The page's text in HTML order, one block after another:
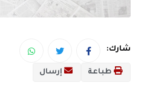
شارك:
طباعة إرسال